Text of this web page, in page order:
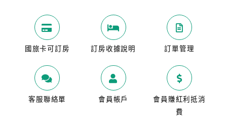
國旅卡可訂房 訂房收據說明 訂單管理
客服聯絡單 會員帳戶
會員賺紅利抵消
費